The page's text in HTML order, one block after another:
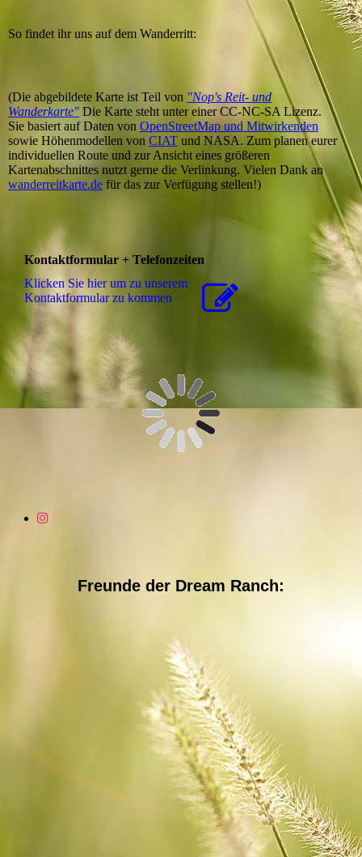
So findet ihr uns auf dem Wanderritt:
(Die abgebildete Karte ist Teil von "Nop's Reit- und
Wanderkarte" Die Karte steht unter einer CC-NC-SA Lizenz.
Sie basiert auf Daten von OpenStreetMap und Mitwirkenden
sowie Höhenmodellen von CIAT und NASA. Zum planen eurer
individuellen Route und zur Ansicht eines größeren
Kartenabschnittes nutzt gerne die Verlinkung. Vielen Dank an
wanderreitkarte.de für das zur Verfügung stellen!)
Kontaktformular + Telefonzeiten
Klicken Sie hier um zu unserem
Kon­takt­for­mu­lar zu kommen
Freunde der Dream Ranch: